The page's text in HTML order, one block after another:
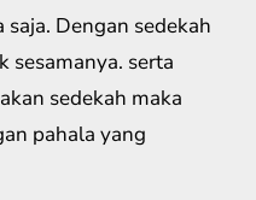
Dengan sedekah
sesamanya. serta
sedekah maka
pahala yang